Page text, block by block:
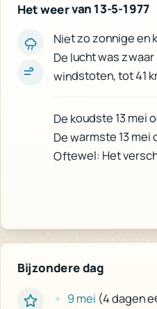
Het weer van 13-5-1977
Niet zo zonnige en
De lucht was
windstoten, tot 41
De koudste 13 mei
De warmste 13 mei
Oftewel: Het
Bijzondere dag
9 mei (4 dagen